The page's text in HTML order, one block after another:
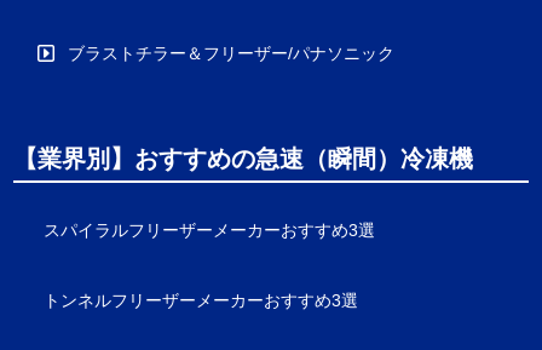
ブラストチラー＆フリーザー/パナソニック
【業界別】おすすめの急速（瞬間）冷凍機
スパイラルフリーザーメーカーおすすめ3選
トンネルフリーザーメーカーおすすめ3選